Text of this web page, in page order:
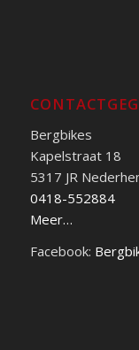
Bergbikes
Kapelstraat 18
5317 JR
0418-552884
Meer…
Facebook: